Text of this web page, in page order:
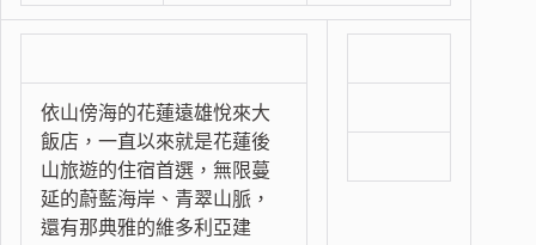
依山傍海的花蓮遠雄悅來大
飯店，一直以來就是花蓮後
山旅遊的住宿首選，無限蔓
延的蔚藍海岸、青翠山脈，
還有那典雅的維多利亞建